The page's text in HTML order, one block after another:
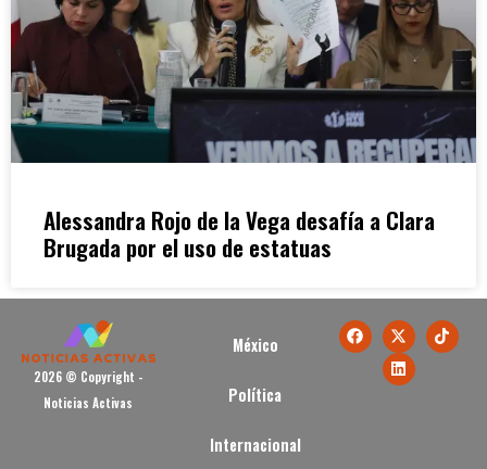
Alessandra Rojo de la Vega desafía a Clara
Brugada por el uso de estatuas
2026 © Copyright -
Noticias Activas
México
Política
Internacional